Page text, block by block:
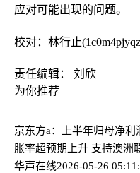
应对可能出现的问题。
校对：林行止
责任编辑： 刘欣
为你推荐
京东方a：上半年归母净利
胀率超预期上升 支持澳洲
华声在线2026-05-26